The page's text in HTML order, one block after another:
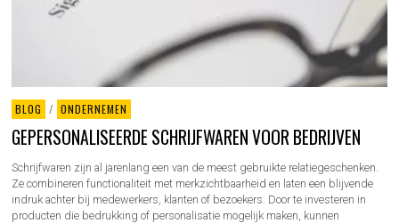
BLOG / ONDERNEMEN
GEPERSONALISEERDE SCHRIJFWAREN VOOR BEDRIJVEN
Schrijfwaren zijn al jarenlang een van de meest gebruikte relatiegeschenken.
Ze combineren functionaliteit met merkzichtbaarheid en laten een blijvende
indruk achter bij medewerkers, klanten of bezoekers. Door te investeren in
producten die bedrukking of personalisatie mogelijk maken, kunnen